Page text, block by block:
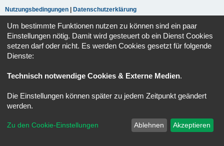
Nutzungsbedingungen
Datenschutzerklärung
Registrieren
Foren-Übersicht
Powered byphpBB® Forum Software © phpBB Limited
Datenschutz
|Nutzungsbedingungen
Um bestimmte Funktionen nutzen zu können sind ein paar
Einstellungen nötig. Damit wird gesteuert ob ein Dienst Cookies
setzen darf oder nicht. Es werden Cookies gesetzt für folgende
Dienste:
Technisch notwendige Cookies & Externe Medien.
Die Einstellungen können später zu jedem Zeitpunkt geändert
werden.
Zu den Cookie-Einstellungen Ablehnen Akzeptieren